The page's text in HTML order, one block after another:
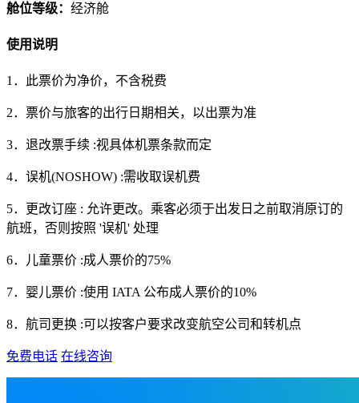
舱位等级： 经济舱
使用说明
1．此票价为净价，不含税费
2．票价与旅客的出行日期相关，以出票为准
3．退改票手续 :视具体机票条款而定
4．误机(NOSHOW) :需收取误机费
5．更改订座 : 允许更改。乘客必须于出发日之前取消原订的
航班，否则按照 '误机' 处理
6．儿童票价 :成人票价的75%
7．婴儿票价 :使用 IATA 公布成人票价的10%
8．航司更换 :可以按客户要求改变航空公司和转机点
免费电话 在线咨询